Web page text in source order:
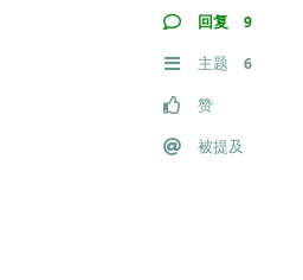
回复 9
主题 6
赞
被提及